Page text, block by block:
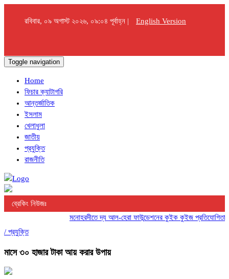
রবিবার, ০৯ অগাস্ট ২০২৬, ০৯:০৪ পূর্বাহ্ন | English Version
Toggle navigation
Home
ফিচার ক্যাটাগরি
আন্তর্জাতিক
ইসলাম
খেলাধুলা
জাতীয়
প্রযুক্তি
রাজনীতি
ব্রেকিং নিউজঃ
মনোহরদীতে দ্য আল-হেরা ফাউন্ডেশনের কুইক কুইজ প্রতিযোগিতা
/ প্রযুক্তি
মাসে ৩০ হাজার টাকা আয় করার উপায়